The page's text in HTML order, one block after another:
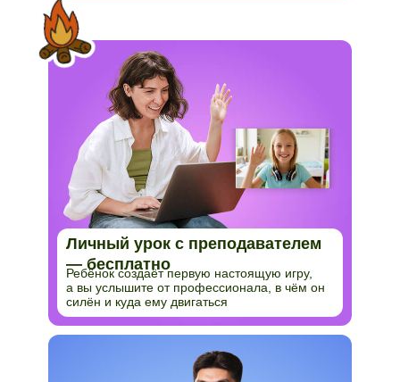
Личный урок с преподавателем
— бесплатно
Ребёнок создаёт первую настоящую игру,
а вы услышите от профессионала, в чём он
силён и куда ему двигаться